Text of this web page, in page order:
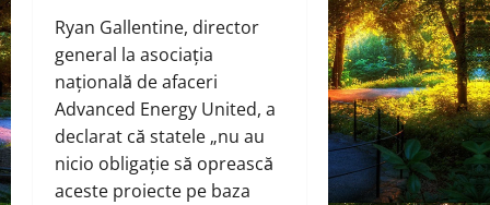
Ryan Gallentine, director
general la asociația
națională de afaceri
Advanced Energy United, a
declarat că statele „nu au
nicio obligație să oprească
aceste proiecte pe baza